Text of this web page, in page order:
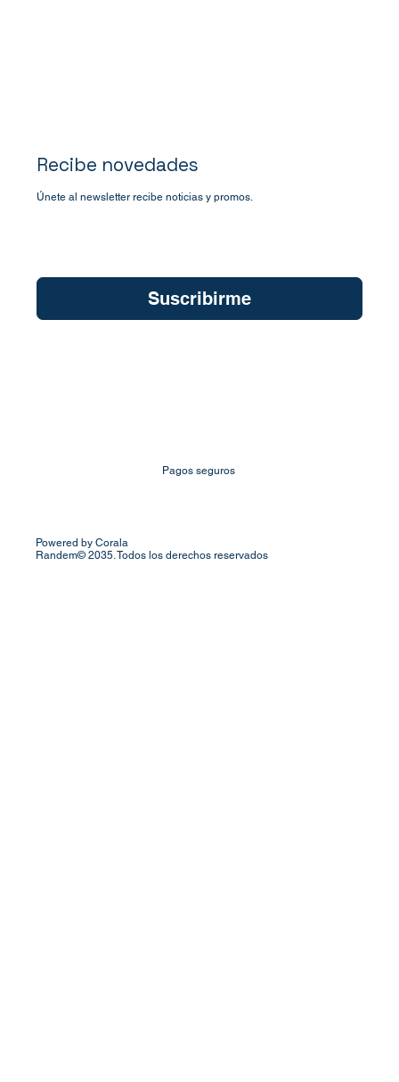
Recibe novedades
Únete al newsletter recibe noticias y promos.
Suscribirme
Pagos seguros
Powered by Corala
Randem© 2035. Todos los derechos reservados